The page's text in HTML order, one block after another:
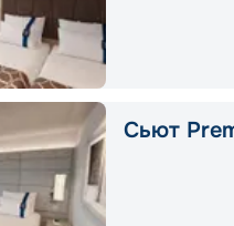
Сьют